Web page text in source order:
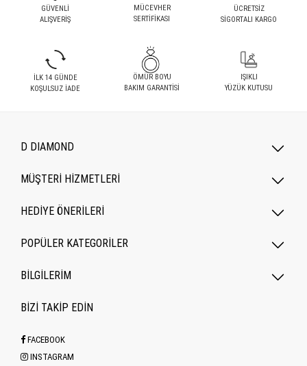
GÜVENLİ
ALIŞVERİŞ
MÜCEVHER
SERTİFİKASI
ÜCRETSİZ
SİGORTALI KARGO
İLK 14 GÜNDE
KOŞULSUZ İADE
ÖMÜR BOYU
BAKIM GARANTİSİ
IŞIKLI
YÜZÜK KUTUSU
D DIAMOND
MÜŞTERİ HİZMETLERİ
HEDİYE ÖNERİLERİ
POPÜLER KATEGORILER
BİLGİLERİM
BİZİ TAKİP EDİN
FACEBOOK
INSTAGRAM